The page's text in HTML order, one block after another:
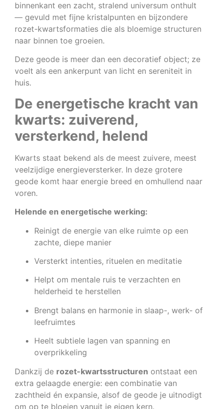
binnenkant een zacht, stralend universum onthult
— gevuld met fijne kristalpunten en bijzondere
rozet-kwartsformaties die als bloemige structuren
naar binnen toe groeien.
Deze geode is meer dan een decoratief object; ze
voelt als een ankerpunt van licht en sereniteit in
huis.
De energetische kracht van
kwarts: zuiverend,
versterkend, helend
Kwarts staat bekend als de meest zuivere, meest
veelzijdige energieversterker. In deze grotere
geode komt haar energie breed en omhullend naar
voren.
Helende en energetische werking:
Reinigt de energie van elke ruimte op een
zachte, diepe manier
Versterkt intenties, rituelen en meditatie
Helpt om mentale ruis te verzachten en
helderheid te herstellen
Brengt balans en harmonie in slaap-, werk- of
leefruimtes
Heelt subtiele lagen van spanning en
overprikkeling
Dankzij de rozet-kwartsstructuren ontstaat een
extra gelaagde energie: een combinatie van
zachtheid én expansie, alsof de geode je uitnodigt
om op te bloeien vanuit je eigen kern.